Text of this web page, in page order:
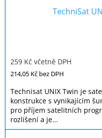
TechniSat
produktu
je
z
5
hvězdiček.
259 Kč včetně DPH
214,05 Kč bez DPH
Technisat UNIX Twin je
konstrukce s vynikajícím
pro příjem satelitních
rozlišení a je...